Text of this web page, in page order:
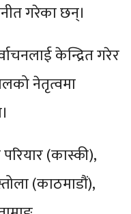
गरेका छन्।
केन्द्रित गरेर
नेतृत्वमा
(कास्की),
(काठमाडौं),